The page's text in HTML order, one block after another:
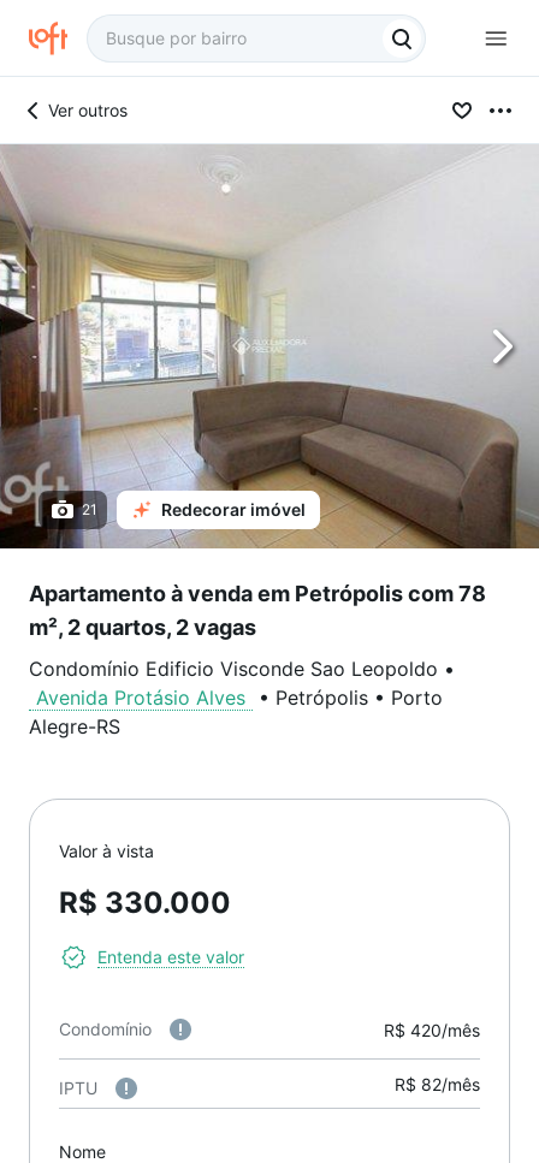
Ver outros
21 Redecorar imóvel
Apartamento à venda em Petrópolis com 78
m², 2 quartos, 2 vagas
Condomínio Edificio Visconde Sao Leopoldo •
Avenida Protásio Alves
• Petrópolis • Porto
Alegre-RS
Valor à vista
R$ 330.000
Entenda este valor
Condomínio R$ 420/mês
IPTU R$ 82/mês
Nome